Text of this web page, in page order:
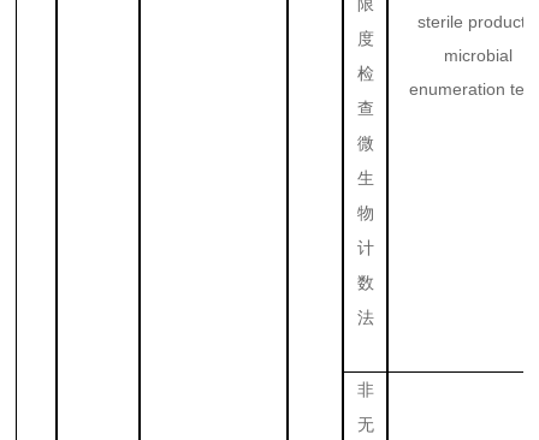
限
度
检
查
微
生
物
计
数
法
sterile products:
microbial
enumeration
非
无